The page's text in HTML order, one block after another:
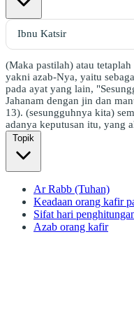
(Maka pastilah) atau
yakni azab-Nya, yaitu
pada ayat yang lain,
Jahanam dengan jin dan
13). (sesungguhnya kita)
adanya keputusan itu, yang
Topik
Ar Rabb (Tuhan)
Keadaan orang kafir
Sifat hari
Azab orang kafir